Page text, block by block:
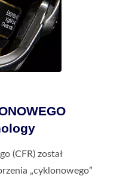
(CFR) został
„cyklonowego”